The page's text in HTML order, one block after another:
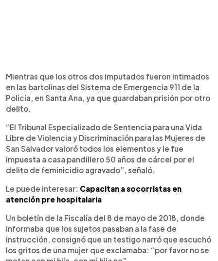
Mientras que los otros dos imputados fueron intimados
en las bartolinas del Sistema de Emergencia 911 de la
Policía, en Santa Ana, ya que guardaban prisión por otro
delito.
“El Tribunal Especializado de Sentencia para una Vida
Libre de Violencia y Discriminación para las Mujeres de
San Salvador valoró todos los elementos y le fue
impuesta a casa pandillero 50 años de cárcel por el
delito de feminicidio agravado”, señaló.
Le puede interesar: Capacitan a socorristas en
atención pre hospitalaria
Un boletín de la Fiscalía del 8 de mayo de 2018, donde
informaba que los sujetos pasaban a la fase de
instrucción, consignó que un testigo narró que escuchó
los gritos de una mujer que exclamaba: “por favor no se